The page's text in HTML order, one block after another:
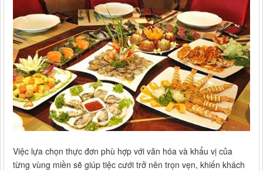
Việc lựa chọn thực đơn phù hợp với văn hóa và khẩu vị của
từng vùng miền sẽ giúp tiệc cưới trở nên trọn vẹn, khiến khách